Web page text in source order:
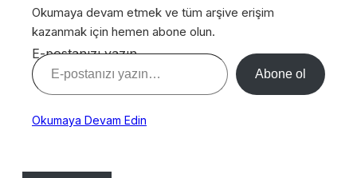
Okumaya devam etmek ve tüm arşive erişim
kazanmak için hemen abone olun.
E-postanızı yazın…
Abone ol
Okumaya Devam Edin